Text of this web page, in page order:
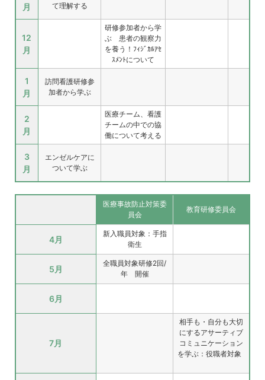
月
て理解する
12
月
研修参加者から学
ぶ 患者の観察力
を養う！ﾌｨｼﾞｶﾙｱｾ
ｽﾒﾝﾄについて
1
月
訪問看護研修参
加者から学ぶ
2
月
医療チーム、看護
チームの中での協
働について考える
3
月
エンゼルケアに
ついて学ぶ
医療事故防止対策委
員会
教育研修委員会
4月
新入職員対象： 手指
衛生
5月
全職員対象研修2回/
年 開催
6月
7月
相手も・自分も大切
にするアサーティブ
コミュニケーション
を学ぶ：役職者対象